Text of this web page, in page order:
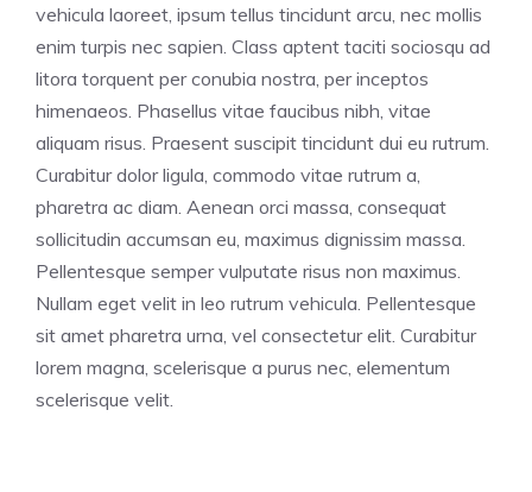
vehicula laoreet, ipsum tellus tincidunt arcu, nec mollis
enim turpis nec sapien. Class aptent taciti sociosqu ad
litora torquent per conubia nostra, per inceptos
himenaeos. Phasellus vitae faucibus nibh, vitae
aliquam risus. Praesent suscipit tincidunt dui eu rutrum.
Curabitur dolor ligula, commodo vitae rutrum a,
pharetra ac diam. Aenean orci massa, consequat
sollicitudin accumsan eu, maximus dignissim massa.
Pellentesque semper vulputate risus non maximus.
Nullam eget velit in leo rutrum vehicula. Pellentesque
sit amet pharetra urna, vel consectetur elit. Curabitur
lorem magna, scelerisque a purus nec, elementum
scelerisque velit.